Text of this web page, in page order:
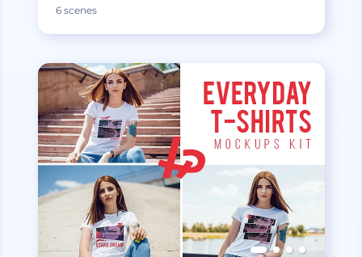
6 scenes